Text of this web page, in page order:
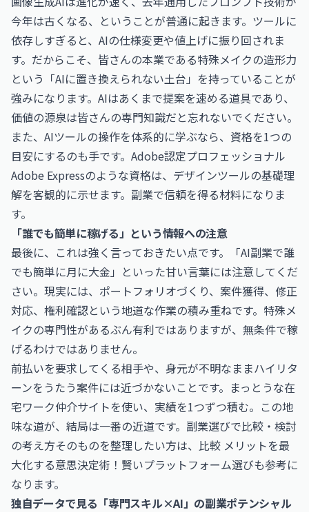
今年は古くなる、ということが普通に起きます。ツールに
依存しすぎると、AIの仕様変更や値上げに振り回されま
す。だからこそ、皆さんの本業である特殊メイクの造形力
という「AIに置き換えられない土台」を持っていることが
強みになります。AIはあくまで提案を速める道具であり、
価値の源泉は皆さんの専門知識だと忘れないでください。
また、AIツールの操作を体系的に学ぶなら、資格を1つの
目安にするのも手です。 Adobe認定プロフェッショナル
Adobe Expressのような資格は、デザインツールの基礎理
解を客観的に示せます。副業で信頼を得る材料になりま
す。
「誰でも簡単に稼げる」という情報への注意
最後に、これは強く言っておきたい点です。「AI副業で誰
でも簡単に月に大金」といった甘い言葉には注意してくだ
さい。現実には、ポートフォリオづくり、案件獲得、修正
対応、権利確認という地道な作業の積み重ねです。特殊メ
イクの専門性があるぶん有利ではありますが、無条件で稼
げるわけではありません。
前払いを要求してくる相手や、身元が不明なままハイリタ
ーンをうたう案件には近づかないことです。まっとうな在
宅ワーク仲介サイトを使い、実績を1つずつ積む。この地
味な道が、結局は一番の近道です。副業選びで比較・検討
の考え方そのものを整理したい方は、 比較 メリットを最
大化する意思決定術！賢いプラットフォーム選びも参考に
なります。
独自データで見る「専門スキル×AI」の副業ポテンシャル